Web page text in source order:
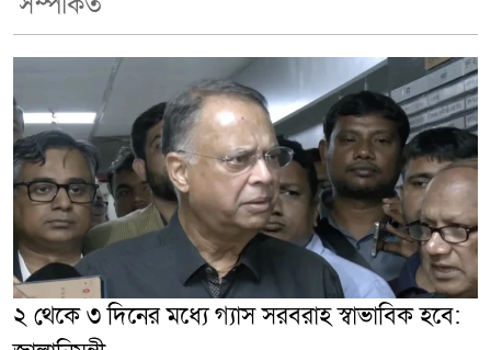
২ থেকে ৩ দিনের মধ্যে গ্যাস সরবরাহ স্বাভাবিক হবে: